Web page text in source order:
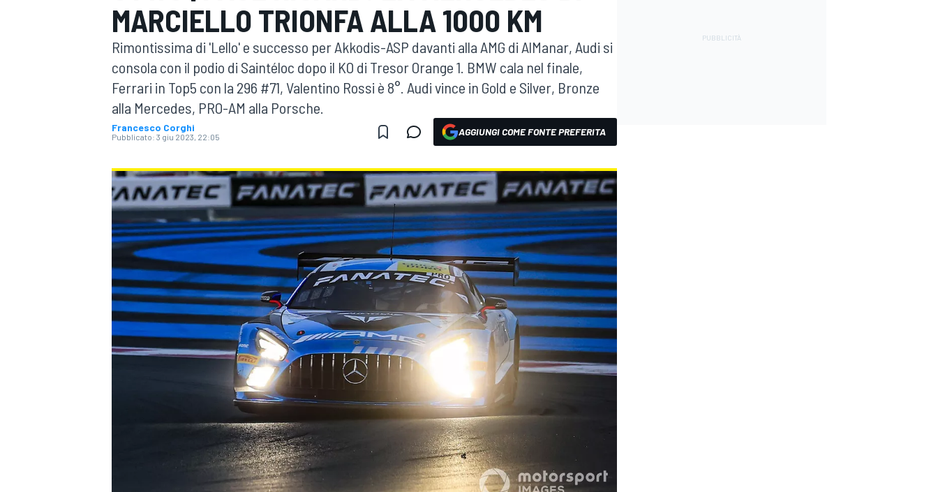
MOTOGP WEC
WRC
MARCIELLO TRIONFA ALLA 1000 KM
Rimontissima di 'Lello' e successo per Akkodis-ASP davanti alla AMG di AlManar, Audi si
consola con il podio di Saintéloc dopo il KO di Tresor Orange 1. BMW cala nel finale,
Ferrari in Top5 con la 296 #71, Valentino Rossi è 8°. Audi vince in Gold e Silver, Bronze
alla Mercedes, PRO-AM alla Porsche.
Francesco Corghi
Pubblicato: 3 giu 2023, 22:05 AGGIUNGI COME FONTE PREFERITA